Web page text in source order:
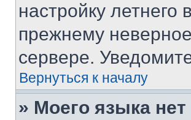
настройку
прежнему
сервере.
Вернуться к началу
» Моего языка нет